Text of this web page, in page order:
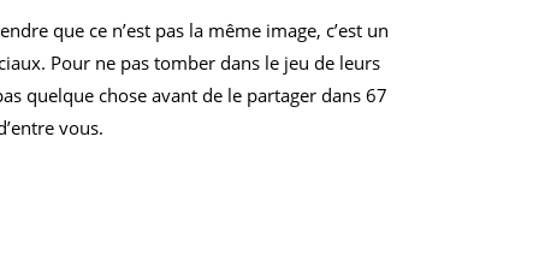
que ce n’est pas la même image, c’est un
Pour ne pas tomber dans le jeu de leurs
quelque chose avant de le partager dans 67
vous.